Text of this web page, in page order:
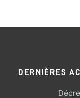
DERNIÈRES